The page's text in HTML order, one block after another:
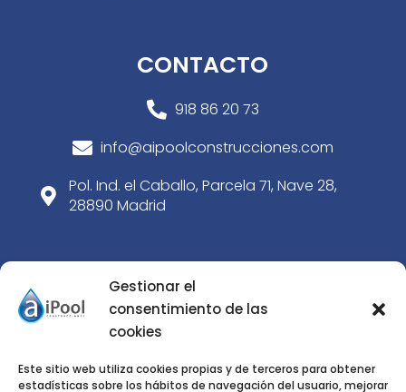
Gestionar el
consentimiento de las
cookies
Este sitio web utiliza cookies propias y de terceros para obtener
estadísticas sobre los hábitos de navegación del usuario, mejorar
CONTACTO
 918 86 20 73
 info@aipoolconstrucciones.com

Pol. Ind. el Caballo, Parcela 71, Nave 28,
28890 Madrid
SERVICIOS
Construcción de piscinas de obra
5Paisajismo